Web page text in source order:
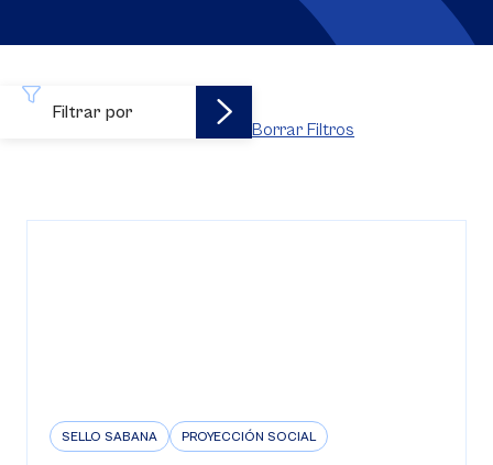
Filtrar por
Borrar Filtros
SELLO SABANA PROYECCIÓN SOCIAL